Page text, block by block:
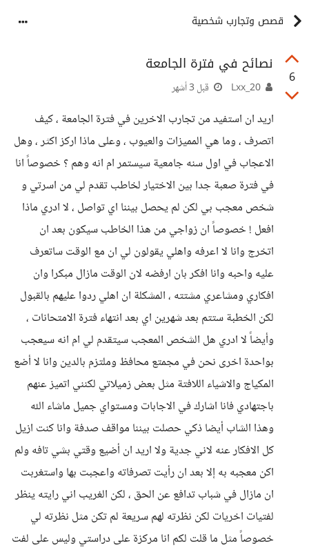
قصص وتجارب شخصية
6
نصائح في فترة الجامعة
قبل 3 أشهر
اريد ان استفيد من تجارب الاخرين في فترة الجامعة ، كيف
اتصرف ، وما هي المميزات والعيوب ، وعلى ماذا اركز اكثر ، وهل
الاعجاب في اول سنه جامعية سيستمر ام انه وهم ؟ خصوصاً انا
في فترة صعبة جدا بين الاختيار لخاطب تقدم لي من اسرتي و
شخص معجب بي لكن لم يحصل بيننا اي تواصل ، لا ادري ماذا
افعل ! خصوصاً ان زواجي من هذا الخاطب سيكون بعد ان
اتخرج وانا لا اعرفه واهلي يقولون لي ان مع الوقت ساتعرف
عليه واحبه وانا افكر بان ارفضه لان الوقت مازال مبكرا وان
افكاري ومشاعري مشتته ، المشكلة ان اهلي ردوا عليهم بالقبول
لكن الخطبة ستتم بعد شهرين اي بعد انتهاء فترة الامتحانات ،
وأيضاً لا ادري هل الشخص المعجب سيتقدم لي ام انه سيعجب
بواحدة اخرى نحن في مجمتع محافظ وملتزم بالدين وانا لا أضع
المكياج والاشياء اللافتة مثل بعض زميلاتي لكنني اتميز عنهم
باجتهادي فانا اشارك في الاجابات ومستواي جميل ماشاء الله
وهذا الشاب أيضا ذكي حصلت بيننا مواقف صدفة وانا كنت ازيل
كل الافكار عنه لاني جدية ولا اريد ان أضيع وقتي بشي تافه ولم
اكن معجبه به إلا بعد ان رأيت تصرفاته واعجبت بها واستغربت
ان مازال في شباب تدافع عن الحق ، لكن الغريب اني رايته ينظر
لفتيات اخريات لكن نظرته لهم سريعة لم تكن مثل نظرته لي
خصوصاً مثل ما قلت لكم انا مركزة على دراستي وليس على لفت